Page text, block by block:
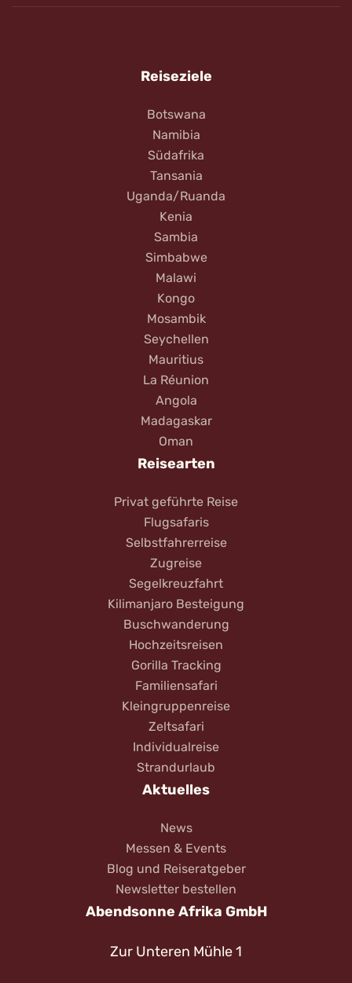
Reiseziele
Botswana
Namibia
Südafrika
Tansania
Uganda/Ruanda
Kenia
Sambia
Simbabwe
Malawi
Kongo
Mosambik
Seychellen
Mauritius
La Réunion
Angola
Madagaskar
Oman
Reisearten
Privat geführte Reise
Flugsafaris
Selbstfahrerreise
Zugreise
Segelkreuzfahrt
Kilimanjaro Besteigung
Buschwanderung
Hochzeitsreisen
Gorilla Tracking
Familiensafari
Kleingruppenreise
Zeltsafari
Individualreise
Strandurlaub
Aktuelles
News
Messen & Events
Blog und Reiseratgeber
Newsletter bestellen
Abendsonne Afrika GmbH
Zur Unteren Mühle 1